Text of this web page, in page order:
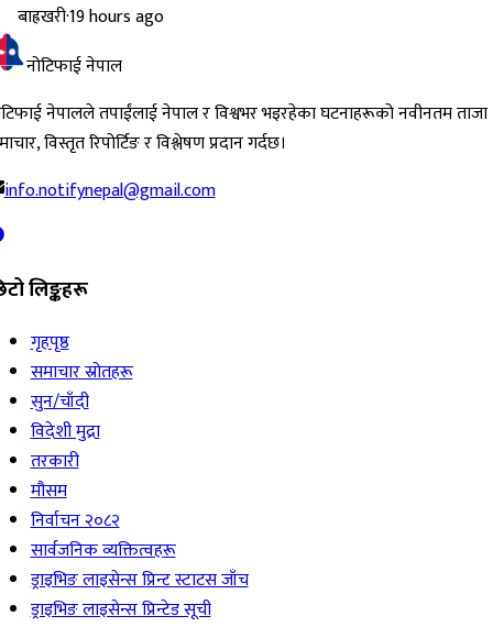
बाह्रखरी·19 hours ago
नोटिफाई नेपाल
नेपालले तपाईंलाई नेपाल र विश्वभर भइरहेका घटनाहरूको नवीनतम ताजा
विस्तृत रिपोर्टिङ र विश्लेषण प्रदान गर्दछ।
info.notifynepal@gmail.com
लिङ्कहरू
गृहपृष्ठ
समाचार स्रोतहरू
सुन/चाँदी
विदेशी मुद्रा
तरकारी
मौसम
निर्वाचन २०८२
सार्वजनिक व्यक्तित्वहरू
ड्राइभिङ लाइसेन्स प्रिन्ट स्टाटस जाँच
ड्राइभिङ लाइसेन्स प्रिन्टेड सूची